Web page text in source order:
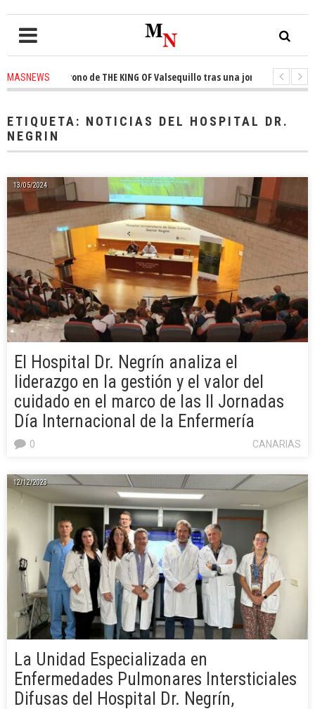
MASNEWS
el trono de THE KING OF Valsequillo tras una jornada de baloncesto
ETIQUETA: NOTICIAS DEL HOSPITAL DR.
NEGRIN
13/05/2024
El Hospital Dr. Negrín analiza el
liderazgo en la gestión y el valor del
cuidado en el marco de las II Jornadas
Día Internacional de la Enfermería
CANARIAS
0
12/12/2023
La Unidad Especializada en
Enfermedades Pulmonares Intersticiales
Difusas del Hospital Dr. Negrín,